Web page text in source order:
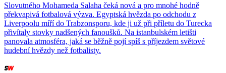
Slovutného Mohameda Salaha čeká nová a pro mnohé hodně
překvapivá fotbalová výzva. Egyptská hvězda po odchodu z
Liverpoolu míří do Trabzonsporu, kde ji už při příletu do Turecka
přivítaly stovky nadšených fanoušků. Na istanbulském letišti
panovala atmosféra, jaká se běžně pojí spíš s příjezdem světové
hudební hvězdy než fotbalisty.